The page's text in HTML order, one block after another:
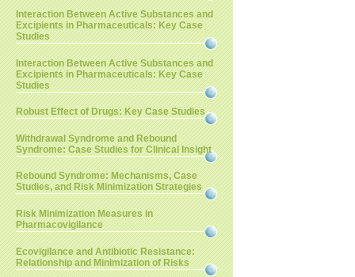
Interaction Between Active Substances and
Excipients in Pharmaceuticals: Key Case
Studies
Interaction Between Active Substances and
Excipients in Pharmaceuticals: Key Case
Studies
Robust Effect of Drugs: Key Case Studies
Withdrawal Syndrome and Rebound
Syndrome: Case Studies for Clinical Insight
Rebound Syndrome: Mechanisms, Case
Studies, and Risk Minimization Strategies
Risk Minimization Measures in
Pharmacovigilance
Ecovigilance and Antibiotic Resistance:
Relationship and Minimization of Risks